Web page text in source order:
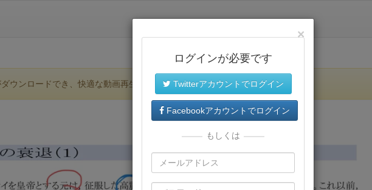
ウンロードでき、快適な動画再生環境が提供されます。
×
ログインが必要です
Twitterアカウントでログイン
Facebookアカウントでログイン
もしくは